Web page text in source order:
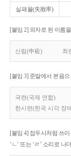
실패율(失敗率)
[붙임 2] 외자로 된 이름
신립(申砬) 최
[붙임 3] 준말에서 본음
국련(국제 연합)
한시련(한국 시각 장
[붙임 4] 접두사처럼 쓰
‘ㄴ’ 또는 ‘ㄹ’ 소리로